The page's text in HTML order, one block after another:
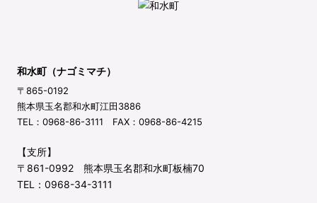
和水町（ナゴミマチ）
〒865-0192
熊本県玉名郡和水町江田3886
TEL：0968-86-3111 FAX：0968-86-4215
【支所】
〒861-0992 熊本県玉名郡和水町板楠70
TEL：0968-34-3111